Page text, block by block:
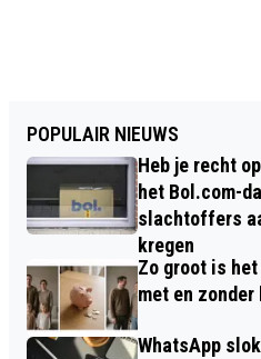
POPULAIR NIEUWS
Heb je recht
het Bol.com-
slachtoffers
kregen
Zo groot is
met en zonder
WhatsApp